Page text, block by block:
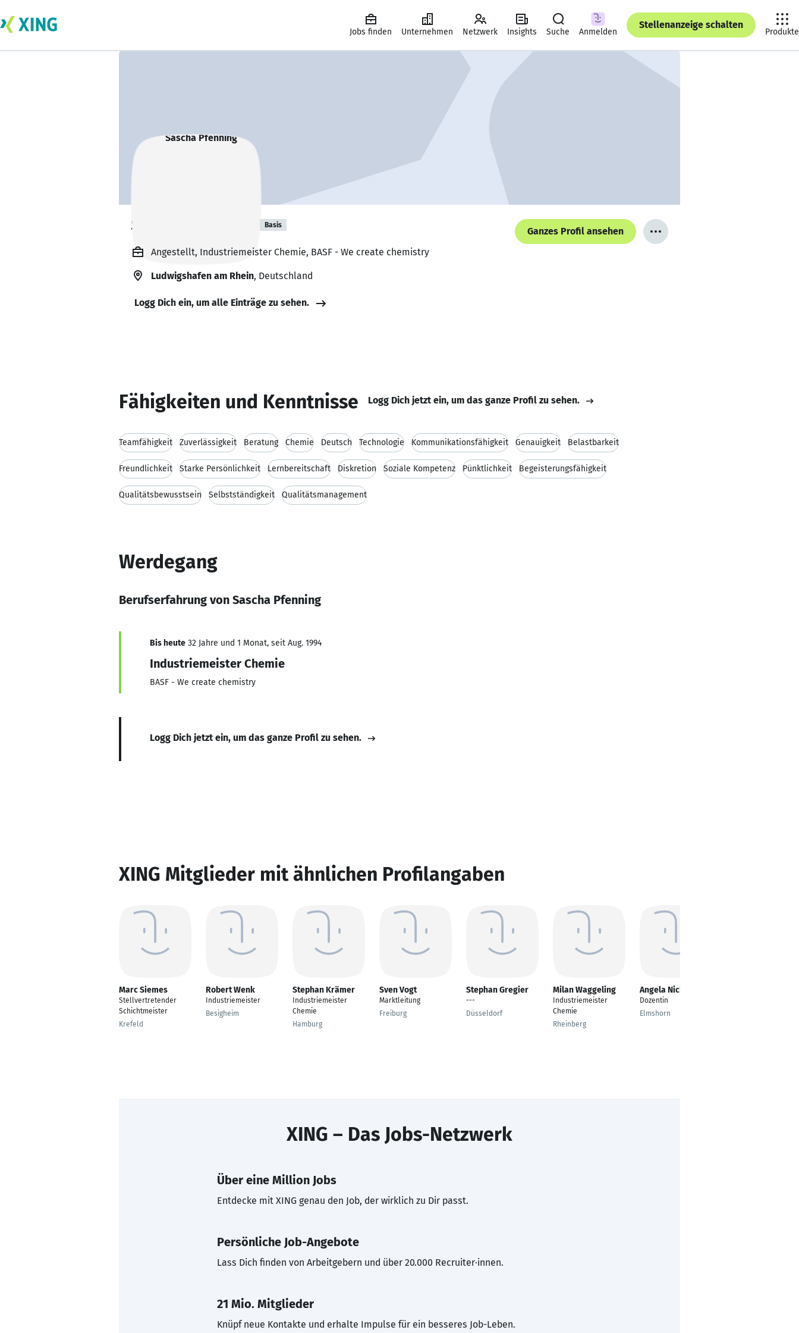
Jobs finden Unternehmen Netzwerk Insights Suche Anmelden
Stellenanzeige schalten
Produkte
Sascha Pfenning Basis
Ganzes Profil ansehen
Angestellt, Industriemeister Chemie, BASF - We create chemistry
Ludwigshafen am Rhein, Deutschland
Logg Dich ein, um alle Einträge zu sehen.
Fähigkeiten und Kenntnisse Logg Dich jetzt ein, um das ganze Profil zu sehen.
Teamfähigkeit Zuverlässigkeit Beratung Chemie Deutsch Technologie Kommunikationsfähigkeit Genauigkeit Belastbarkeit
Freundlichkeit Starke Persönlichkeit Lernbereitschaft Diskretion Soziale Kompetenz Pünktlichkeit Begeisterungsfähigkeit
Qualitätsbewusstsein Selbstständigkeit Qualitätsmanagement
Werdegang
Berufserfahrung von Sascha Pfenning
Bis heute 32 Jahre und 1 Monat, seit Aug. 1994
Industriemeister Chemie
BASF - We create chemistry
Logg Dich jetzt ein, um das ganze Profil zu sehen.
XING Mitglieder mit ähnlichen Profilangaben
Marc Siemes
Stellvertretender
Schichtmeister
Krefeld
Robert Wenk
Industriemeister
Besigheim
Stephan Krämer
Industriemeister
Chemie
Hamburg
Sven Vogt
Marktleitung
Freiburg
Stephan Gregier
---
Düsseldorf
Milan Waggeling
Industriemeister
Chemie
Rheinberg
Angela Nickel
Dozentin
Elmshorn
XING – Das Jobs-Netzwerk
Über eine Million Jobs
Entdecke mit XING genau den Job, der wirklich zu Dir passt.
Persönliche Job-Angebote
Lass Dich finden von Arbeitgebern und über 20.000 Recruiter·innen.
21 Mio. Mitglieder
Knüpf neue Kontakte und erhalte Impulse für ein besseres Job-Leben.